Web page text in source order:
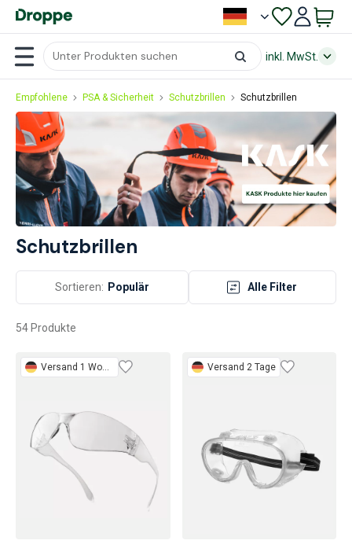
inkl. MwSt.
Empfohlene PSA & Sicherheit Schutzbrillen Schutzbrillen
Schutzbrillen
Sortieren: Populär Alle Filter
54 Produkte
Versand 2 Tage